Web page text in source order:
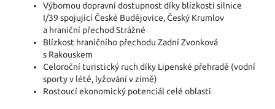
Výbornou dopravní dostupnost díky blízkosti silnice
I/39 spojující České Budějovice, Český Krumlov
a hraniční přechod Strážné
Blízkost hraničního přechodu Zadní Zvonková
s Rakouskem
Celoroční turistický ruch díky Lipenské přehradě (vodní
sporty v létě, lyžování v zimě)
Rostoucí ekonomický potenciál celé oblasti